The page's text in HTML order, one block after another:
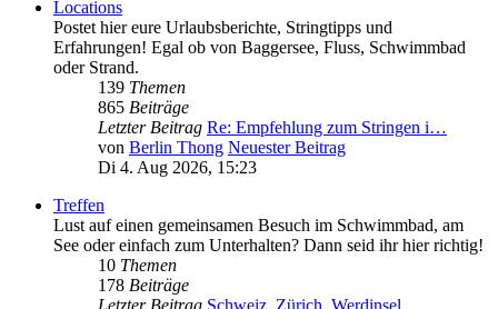
Locations
Postet hier eure Urlaubsberichte, Stringtipps und
Erfahrungen! Egal ob von Baggersee, Fluss, Schwimmbad
oder Strand.
139 Themen
865 Beiträge
Letzter Beitrag Re: Empfehlung zum Stringen i…
von Berlin Thong Neuester Beitrag
Di 4. Aug 2026, 15:23
Treffen
Lust auf einen gemeinsamen Besuch im Schwimmbad, am
See oder einfach zum Unterhalten? Dann seid ihr hier richtig!
10 Themen
178 Beiträge
Letzter Beitrag Schweiz. Zürich, Werdinsel